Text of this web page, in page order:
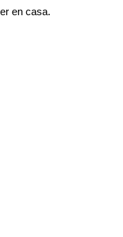
en casa.